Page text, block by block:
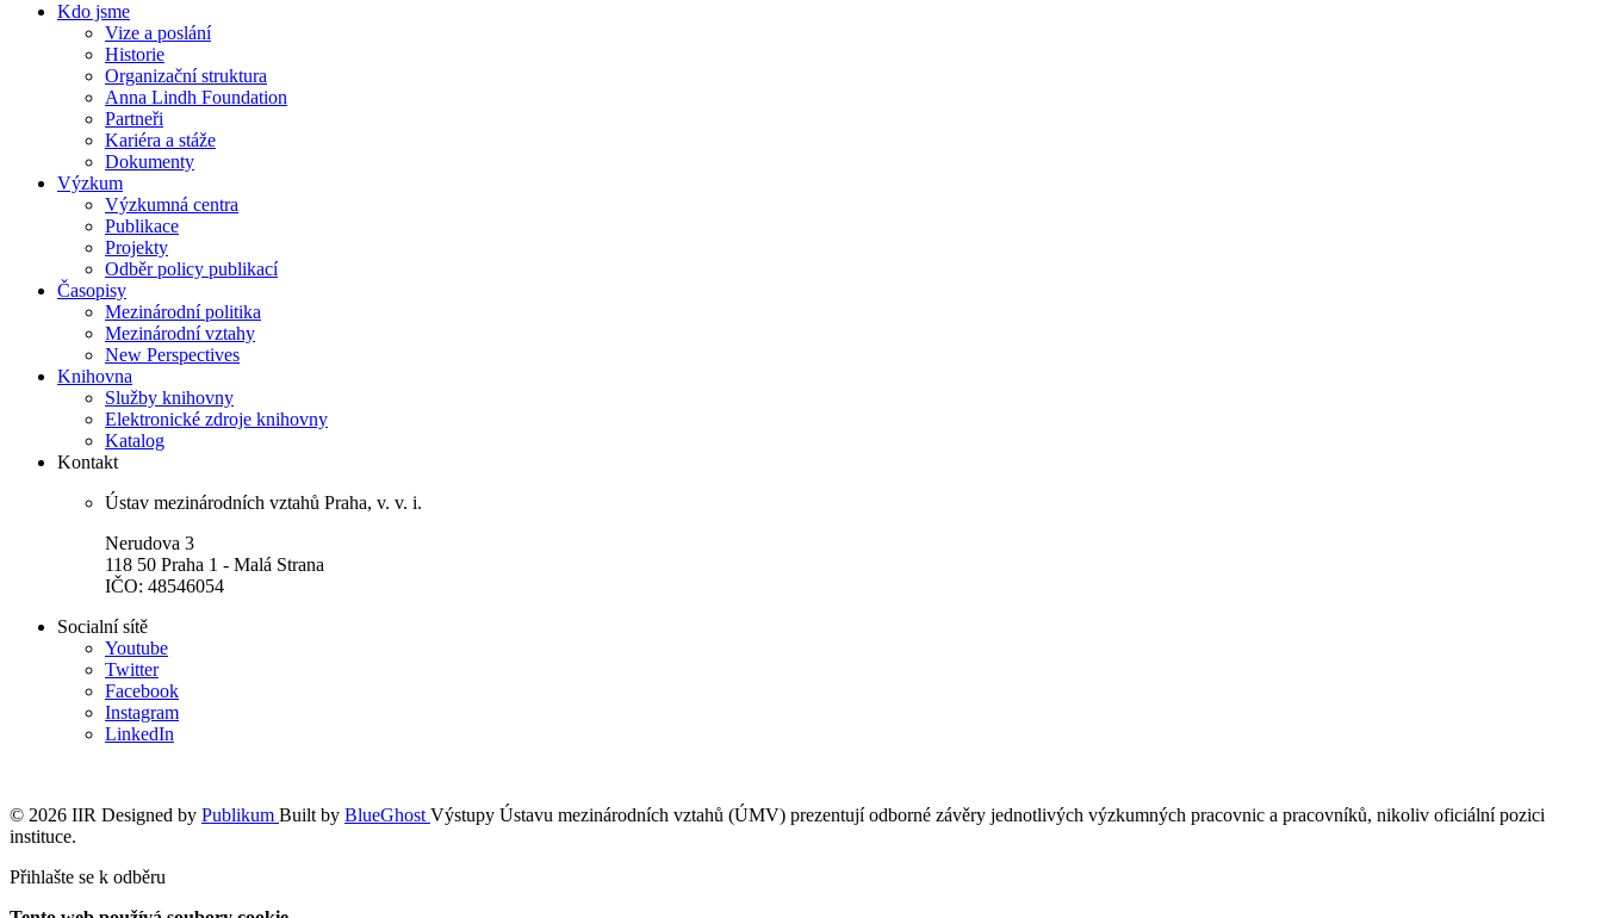
Kdo jsme
Vize a poslání
Historie
Organizační struktura
Anna Lindh Foundation
Partneři
Kariéra a stáže
Dokumenty
Výzkum
Výzkumná centra
Publikace
Projekty
Odběr policy publikací
Časopisy
Mezinárodní politika
Mezinárodní vztahy
New Perspectives
Knihovna
Služby knihovny
Elektronické zdroje knihovny
Katalog
Kontakt
Ústav mezinárodních vztahů Praha, v. v. i.
Nerudova 3
118 50 Praha 1 - Malá Strana
IČO: 48546054
Socialní sítě
Youtube
Twitter
Facebook
Instagram
LinkedIn
© 2026 IIR Designed by Publikum Built by BlueGhost Výstupy Ústavu mezinárodních vztahů (ÚMV) prezentují odborné závěry jednotlivých výzkumných pracovnic a pracovníků, nikoliv oficiální pozici
instituce.
Přihlašte se k odběru